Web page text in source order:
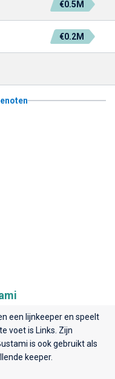
€0.5M
€0.2M
een lijnkeeper en speelt
voet is Links. Zijn
is ook gebruikt als
keeper.